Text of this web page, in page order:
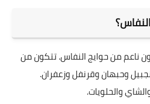
من حوايج النفاس. تتكون من
وحبهان وقرنفل وزعفران.
والحلويات.